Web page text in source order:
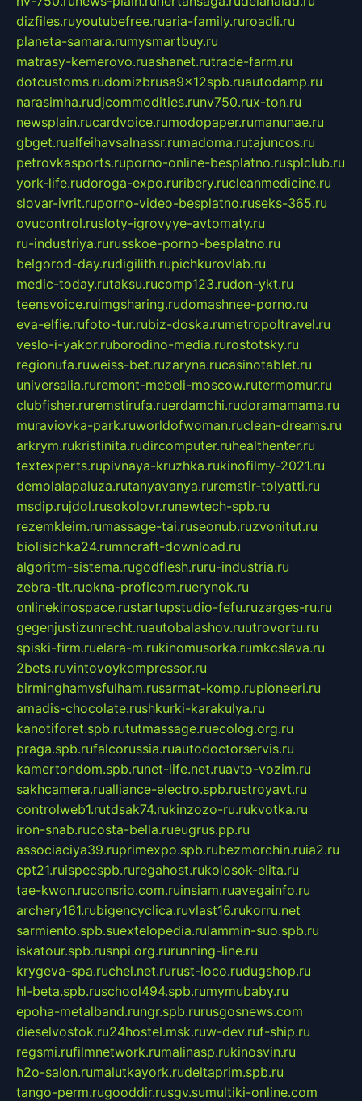
dizfiles.ruyoutubefree.ruaria-family.ruroadli.ru
planeta-samara.rumysmartbuy.ru
matrasy-kemerovo.ruashanet.rutrade-farm.ru
dotcustoms.rudomizbrusa9x12spb.ruautodamp.ru
narasimha.rudjcommodities.runv750.rux-ton.ru
newsplain.rucardvoice.rumodopaper.rumanunae.ru
gbget.rualfeihavsalnassr.rumadoma.rutajuncos.ru
petrovkasports.ruporno-online-besplatno.rusplclub.ru
york-life.rudoroga-expo.ruribery.rucleanmedicine.ru
slovar-ivrit.ruporno-video-besplatno.ruseks-365.ru
ovucontrol.rusloty-igrovyye-avtomaty.ru
ru-industriya.rurusskoe-porno-besplatno.ru
belgorod-day.rudigilith.rupichkurovlab.ru
medic-today.rutaksu.rucomp123.rudon-ykt.ru
teensvoice.ruimgsharing.rudomashnee-porno.ru
eva-elfie.rufoto-tur.rubiz-doska.rumetropoltravel.ru
veslo-i-yakor.ruborodino-media.rurostotsky.ru
regionufa.ruweiss-bet.ruzaryna.rucasinotablet.ru
universalia.ruremont-mebeli-moscow.rutermomur.ru
clubfisher.ruremstirufa.ruerdamchi.rudoramamama.ru
muraviovka-park.ruworldofwoman.ruclean-dreams.ru
arkrym.rukristinita.rudircomputer.ruhealthenter.ru
textexperts.rupivnaya-kruzhka.rukinofilmy-2021.ru
demolalapaluza.rutanyavanya.ruremstir-tolyatti.ru
msdip.rujdol.rusokolovr.runewtech-spb.ru
rezemkleim.rumassage-tai.ruseonub.ruzvonitut.ru
biolisichka24.rumncraft-download.ru
algoritm-sistema.rugodflesh.ruru-industria.ru
zebra-tlt.ruokna-proficom.ruerynok.ru
onlinekinospace.rustartupstudio-fefu.ruzarges-ru.ru
gegenjustizunrecht.ruautobalashov.ruutrovortu.ru
spiski-firm.ruelara-m.rukinomusorka.rumkcslava.ru
2bets.ruvintovoykompressor.ru
birminghamvsfulham.rusarmat-komp.rupioneeri.ru
amadis-chocolate.rushkurki-karakulya.ru
kanotiforet.spb.rututmassage.ruecolog.org.ru
praga.spb.rufalcorussia.ruautodoctorservis.ru
kamertondom.spb.runet-life.net.ruavto-vozim.ru
sakhcamera.rualliance-electro.spb.rustroyavt.ru
controlweb1.rutdsak74.rukinzozo-ru.rukvotka.ru
iron-snab.rucosta-bella.rueugrus.pp.ru
associaciya39.ruprimexpo.spb.rubezmorchin.ruia2.ru
cpt21.ruispecspb.ruregahost.rukolosok-elita.ru
tae-kwon.ruconsrio.com.ruinsiam.ruavegainfo.ru
archery161.rubigencyclica.ruvlast16.rukorru.net
sarmiento.spb.suextelopedia.rulammin-suo.spb.ru
iskatour.spb.rusnpi.org.rurunning-line.ru
krygeva-spa.ruchel.net.rurust-loco.rudugshop.ru
hl-beta.spb.ruschool494.spb.rumymubaby.ru
epoha-metalband.rungr.spb.rurusgosnews.com
dieselvostok.ru24hostel.msk.ruw-dev.ruf-ship.ru
regsmi.rufilmnetwork.rumalinasp.rukinosvin.ru
h2o-salon.rumalutkayork.rudeltaprim.spb.ru
tango-perm.rugooddir.rusgv.sumultiki-online.com